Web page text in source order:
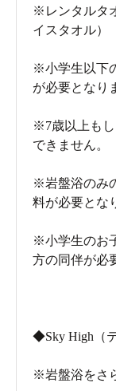
※レンタルタ
イスタオル）
※小学生以下
が必要となり
※7歳以上もし
できません。
※岩盤浴のみ
料が必要とな
※小学生のお
方の同伴が必
◆Sky High⁩ （
※岩盤浴をさ